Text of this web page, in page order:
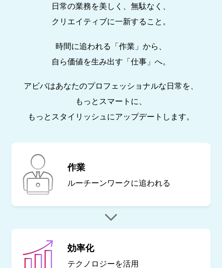
日常の業務を美しく、無駄なく、
クリエイティブに一新すること。
時間に追われる「作業」から、
自ら価値を生み出す「仕事」へ。
アビバはあなたのプロフェッショナルな日常を、
もっとスマートに、
もっとスタイリッシュにアップデートします。
作業
ルーチーンワークに追われる
効率化
テクノロジーを活用